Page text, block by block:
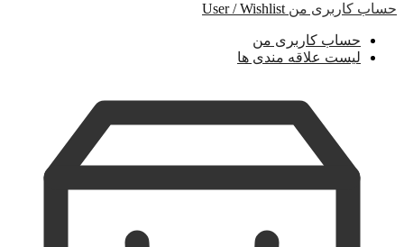
حساب کاربری من User / Wishlist
حساب کاربری من
لیست علاقه مندی ها